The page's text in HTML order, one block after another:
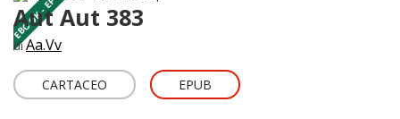
EBOOK - EPUB
Aut Aut 383
diAa.Vv
CARTACEO EPUB